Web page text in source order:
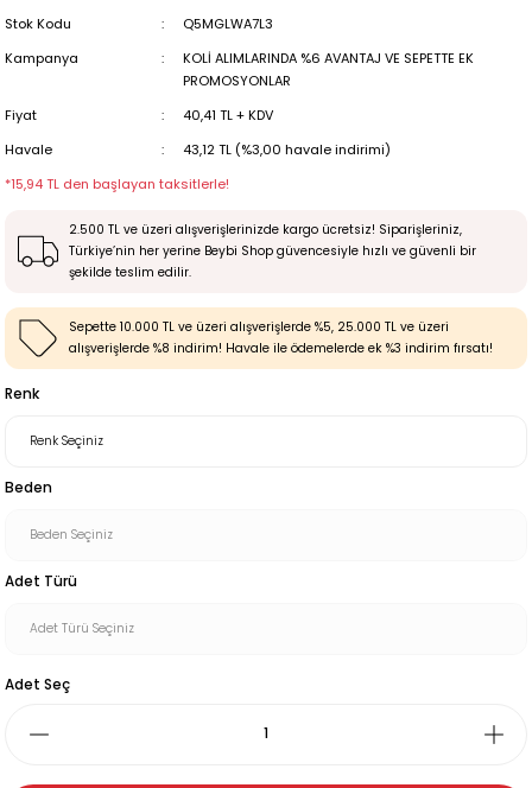
Stok Kodu
Q5MGLWA7L3
Kampanya
KOLİ ALIMLARINDA %6 AVANTAJ VE SEPETTE EK
PROMOSYONLAR
Fiyat
40,41 TL + KDV
Havale
43,12 TL (%3,00 havale indirimi)
*15,94 TL den başlayan taksitlerle!
2.500 TL ve üzeri alışverişlerinizde kargo ücretsiz! Siparişleriniz,
Türkiye’nin her yerine Beybi Shop güvencesiyle hızlı ve güvenli bir
şekilde teslim edilir.
Sepette 10.000 TL ve üzeri alışverişlerde %5, 25.000 TL ve üzeri
alışverişlerde %8 indirim! Havale ile ödemelerde ek %3 indirim fırsatı!
Renk
Beden
Adet Türü
Adet Seç